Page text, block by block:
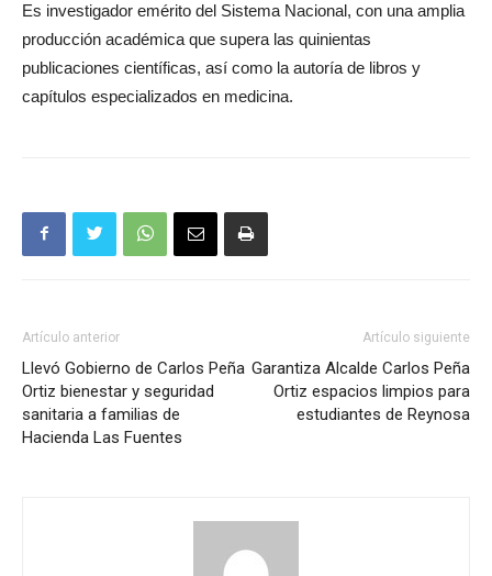
Es investigador emérito del Sistema Nacional, con una amplia
producción académica que supera las quinientas
publicaciones científicas, así como la autoría de libros y
capítulos especializados en medicina.
Artículo anterior
Llevó Gobierno de Carlos Peña
Ortiz bienestar y seguridad
sanitaria a familias de
Hacienda Las Fuentes
Artículo siguiente
Garantiza Alcalde Carlos Peña
Ortiz espacios limpios para
estudiantes de Reynosa